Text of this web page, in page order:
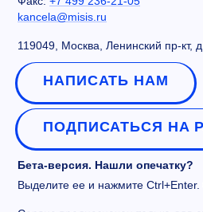
kancela@misis.ru
119049, Москва, Ленинский пр-кт,
НАПИСАТЬ НАМ
ПОДПИСАТЬСЯ НА
Бета-версия. Нашли опечатку?
Выделите ее и нажмите Ctrl+Enter.